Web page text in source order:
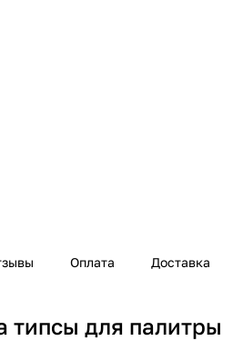
Оплата Доставка
типсы для палитры